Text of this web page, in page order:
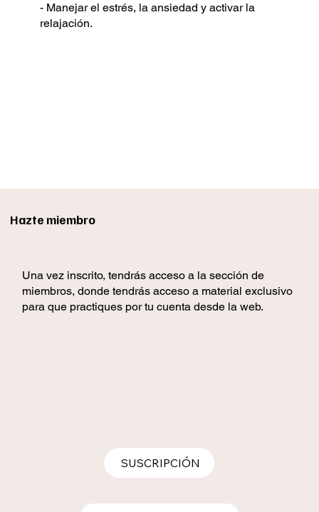
- Manejar el estrés, la ansiedad y activar la
relajación.
Hazte miembro
Una vez inscrito, tendrás acceso a la sección de
miembros, donde tendrás acceso a material exclusivo
para que practiques por tu cuenta desde la web.
SUSCRIPCIÓN